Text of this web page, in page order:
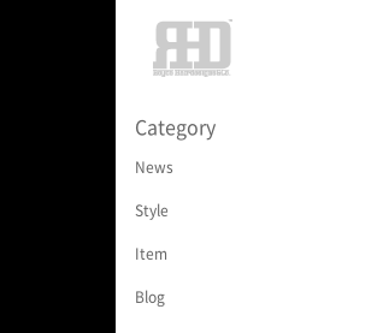
Category
News
Style
Item
Blog